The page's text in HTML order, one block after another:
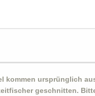
kommen ursprünglich
geschnitten.